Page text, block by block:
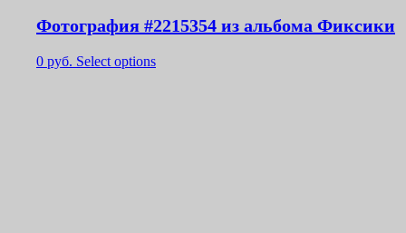
Фотография #2215354 из альбома Фиксики
0 руб. Select options